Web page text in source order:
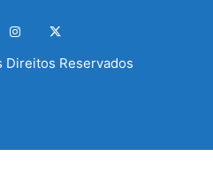
Reservados